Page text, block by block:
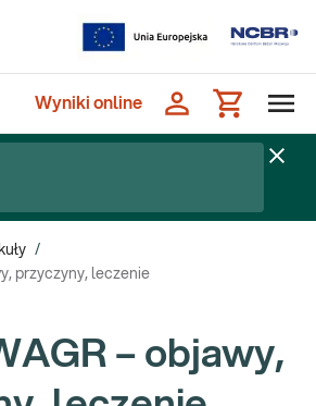
Wyniki online
/
przyczyny, leczenie
– objawy,